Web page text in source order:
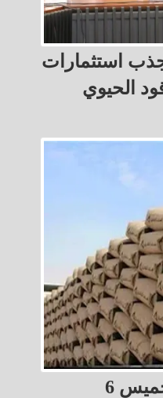
استثمارات
الحيوي
أسعار الأسمنت اليوم الخميس 6